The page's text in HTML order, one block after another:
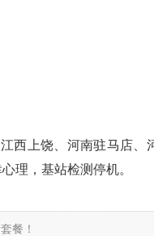
西上饶、河南驻马店、
理，基站检测停机。
餐！